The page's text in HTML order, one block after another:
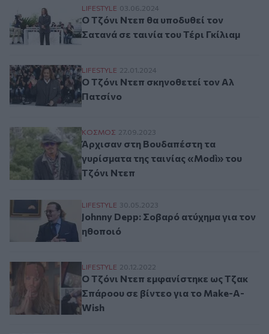
Ο Τζόνι Ντεπ θα υποδυθεί τον Σατανά σε
LIFESTYLE 03.06.2024
Ο Τζόνι Ντεπ θα υποδυθεί τον
Σατανά σε ταινία του Τέρι Γκίλιαμ
Ο Τζόνι Ντεπ σκηνοθετεί τον Αλ Πατσίνο
LIFESTYLE 22.01.2024
Ο Τζόνι Ντεπ σκηνοθετεί τον Αλ
Πατσίνο
Άρχισαν στη Βουδαπέστη τα γυρίσματα
ΚΟΣΜΟΣ 27.09.2023
Άρχισαν στη Βουδαπέστη τα
γυρίσματα της ταινίας «Modì» του
Τζόνι Ντεπ
Johnny Depp: Σοβαρό ατύχημα για τον
LIFESTYLE 30.05.2023
Johnny Depp: Σοβαρό ατύχημα για τον
ηθοποιό
Ο Τζόνι Ντεπ εμφανίστηκε ως Τζακ
LIFESTYLE 20.12.2022
Ο Τζόνι Ντεπ εμφανίστηκε ως Τζακ
Σπάροου σε βίντεο για το Make-A-
Wish